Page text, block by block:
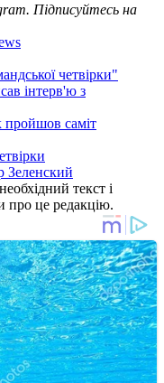
Підписуйтесь на
четвірки"
інтерв'ю з
пройшов саміт
Зеленский
текст і
про це редакцію.